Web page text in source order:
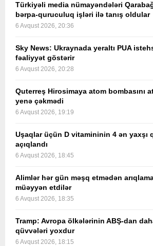
Türkiyəli media nümayəndələri
bərpa-quruculuq işləri ilə tanış oldular
6 Avqust 2026, 20:36
Sky News: Ukraynada yeraltı PUA
fəaliyyət göstərir
6 Avqust 2026, 20:28
Quterreş Hirosimaya atom bombasını
yenə çəkmədi
6 Avqust 2026, 19:19
Uşaqlar üçün D vitamininin 4 ən yaxşı
açıqlandı
6 Avqust 2026, 18:45
Alimlər hər gün məşq etmədən
müəyyən etdilər
6 Avqust 2026, 18:35
Tramp: Avropa ölkələrinin ABŞ-dan
qüvvələri yoxdur
6 Avqust 2026, 18:15